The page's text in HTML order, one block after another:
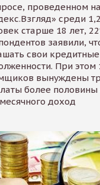
проведенном
среди
старше 18 лет,
заявили,
свои кредитные
При этом
вынуждены
более половины
доход